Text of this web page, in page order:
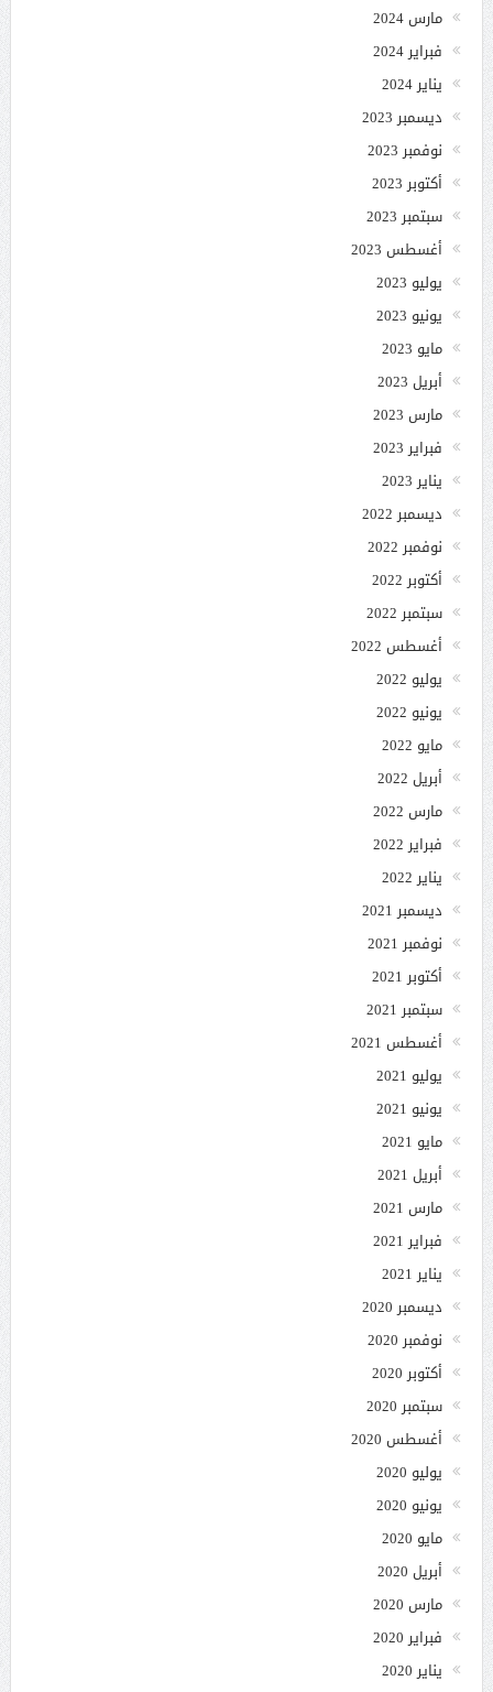
مارس 2024
فبراير 2024
يناير 2024
ديسمبر 2023
نوفمبر 2023
أكتوبر 2023
سبتمبر 2023
أغسطس 2023
يوليو 2023
يونيو 2023
مايو 2023
أبريل 2023
مارس 2023
فبراير 2023
يناير 2023
ديسمبر 2022
نوفمبر 2022
أكتوبر 2022
سبتمبر 2022
أغسطس 2022
يوليو 2022
يونيو 2022
مايو 2022
أبريل 2022
مارس 2022
فبراير 2022
يناير 2022
ديسمبر 2021
نوفمبر 2021
أكتوبر 2021
سبتمبر 2021
أغسطس 2021
يوليو 2021
يونيو 2021
مايو 2021
أبريل 2021
مارس 2021
فبراير 2021
يناير 2021
ديسمبر 2020
نوفمبر 2020
أكتوبر 2020
سبتمبر 2020
أغسطس 2020
يوليو 2020
يونيو 2020
مايو 2020
أبريل 2020
مارس 2020
فبراير 2020
يناير 2020